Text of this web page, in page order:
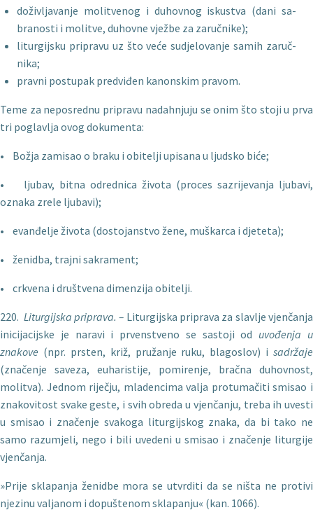
doživljavanje molitvenog i duhovnog iskustva (dani sa­
branosti i molitve, duhovne vježbe za zaručnike);
liturgijsku pripravu uz što veće sudjelovanje samih zaruč­
nika;
pravni postupak predviđen kanonskim pravom.
Teme za neposrednu pripravu nadahnjuju se onim što stoji u prva
tri poglavlja ovog dokumenta:
• Božja zamisao o braku i obitelji upisana u ljudsko biće;
• ljubav, bitna odrednica života (proces sazrijevanja ljubavi,
oznaka zrele ljubavi);
• evanđelje života (dostojanstvo žene, muškarca i djeteta);
• ženidba, trajni sakrament;
• crkvena i društvena dimenzija obitelji.
220. Liturgijska priprava. – Liturgijska priprava za slavlje vjenčanja
inicijacijske je naravi i prvenstveno se sastoji od uvođenja u
znakove (npr. prsten, križ, pružanje ruku, blagoslov) i sadržaje
(značenje saveza, euharistije, pomirenje, bračna duhovnost,
molitva). Jednom riječju, mladencima valja protumačiti smisao i
znakovitost svake geste, i svih obreda u vjenčanju, treba ih uvesti
u smisao i značenje svakoga liturgijskog znaka, da bi tako ne
samo razumjeli, nego i bili uvedeni u smisao i značenje liturgije
vjenčanja.
»Prije sklapanja ženidbe mora se utvrditi da se ništa ne protivi
njezinu valjanom i dopuštenom sklapanju« (kan. 1066).